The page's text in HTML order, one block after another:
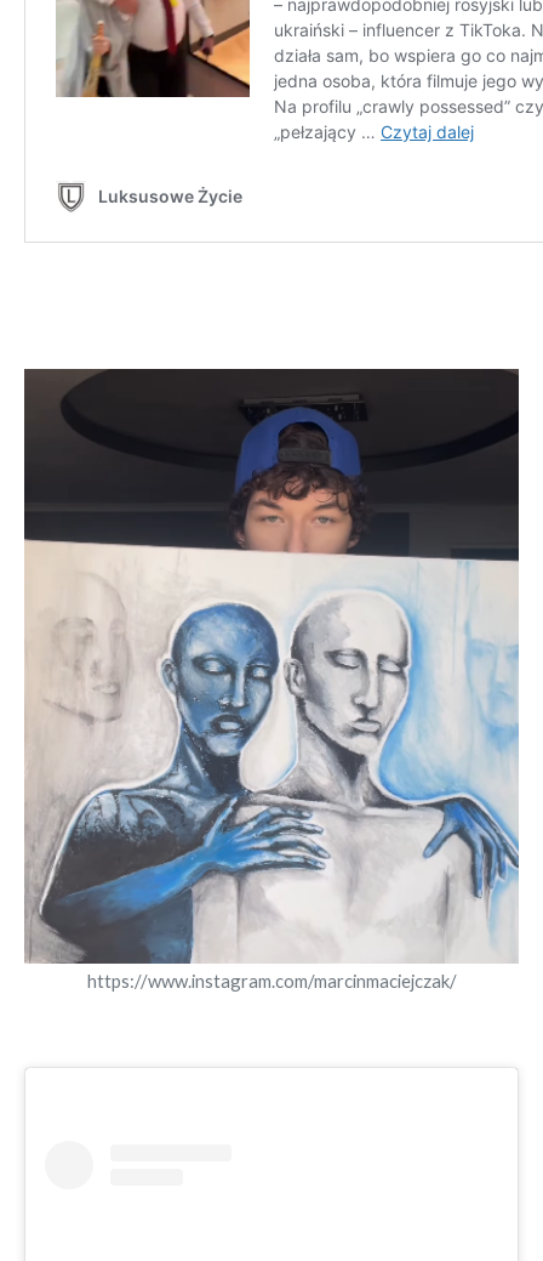
https://www.instagram.com/marcinmaciejczak/